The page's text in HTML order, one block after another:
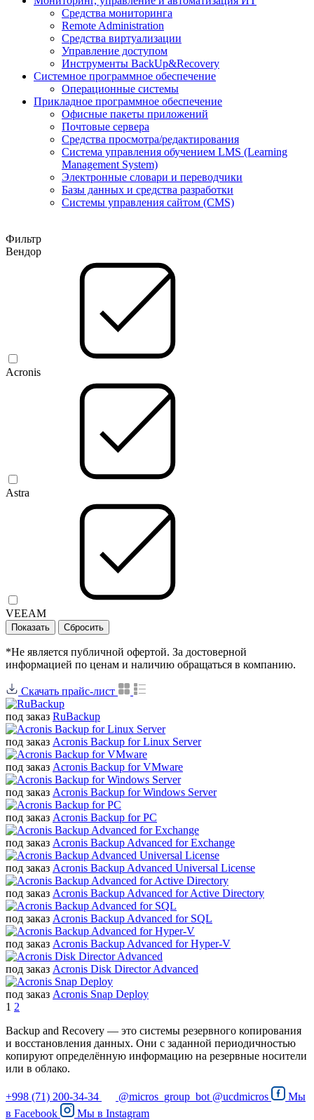
Средства мониторинга
Remote Administration
Средства виртуализации
Управление доступом
Инструменты BackUp&Recovery
Системное программное обеспечение
Операционные системы
Прикладное программное обеспечение
Офисные пакеты приложений
Почтовые сервера
Средства просмотра/редактирования
Система управления обучением LMS (Learning
Management System)
Электронные словари и переводчики
Базы данных и средства разработки
Системы управления сайтом (CMS)
Фильтр
Вендор
Acronis
Astra
VEEAM
*Не является публичной офертой. За достоверной
информацией по ценам и наличию обращаться в компанию.
Скачать прайс-лист
под заказ RuBackup
под заказ Acronis Backup for Linux Server
под заказ Acronis Backup for VMware
под заказ Acronis Backup for Windows Server
под заказ Acronis Backup for PC
под заказ Acronis Backup Advanced for Exchange
под заказ Acronis Backup Advanced Universal License
под заказ Acronis Backup Advanced for Active Directory
под заказ Acronis Backup Advanced for SQL
под заказ Acronis Backup Advanced for Hyper-V
под заказ Acronis Disk Director Advanced
под заказ Acronis Snap Deploy
1 2
Backup and Recovery — это системы резервного копирования
и восстановления данных. Они с заданной периодичностью
копируют определённую информацию на резервные носители
или в облако.
+998 (71) 200-34-34 @micros_group_bot @ucdmicros
Мы
в Facebook Мы в Instagram